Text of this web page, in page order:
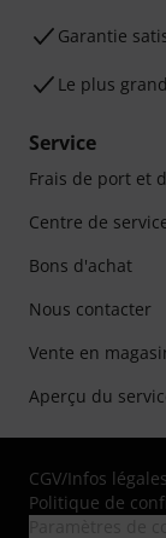
Garantie
Le plus
Service
Frais de port et
Centre de
Bons d'achat
Nous contacter
Vente en
Aperçu du
CGV/Infos légales
Politique de